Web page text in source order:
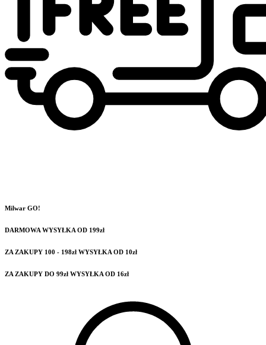
Milwar GO!
DARMOWA WYSYŁKA OD 199zł
ZA ZAKUPY 100 - 198zł WYSYŁKA OD 10zł
ZA ZAKUPY DO 99zł WYSYŁKA OD 16zł